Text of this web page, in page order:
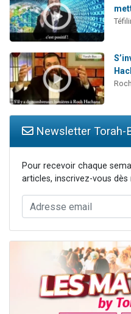
2 personnes
Newsletter Torah-
Pour recevoir chaque
articles, inscrivez-vous dès